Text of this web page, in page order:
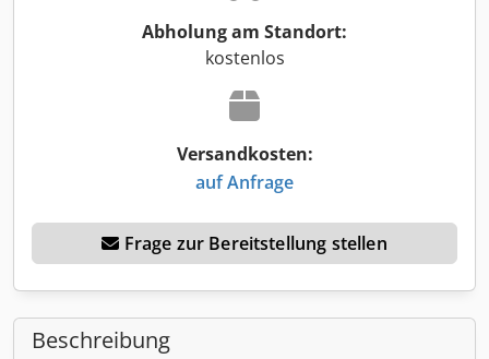
Abholung am Standort:
kostenlos
Versandkosten:
auf Anfrage
Frage zur Bereitstellung stellen
Beschreibung